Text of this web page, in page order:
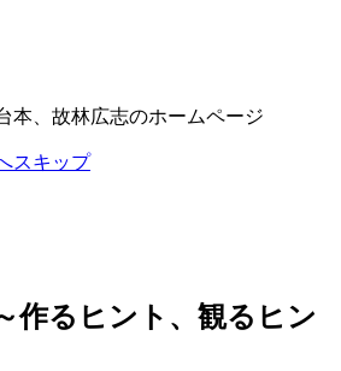
本、故林広志のホームページ
スキップ
作るヒント、観るヒン